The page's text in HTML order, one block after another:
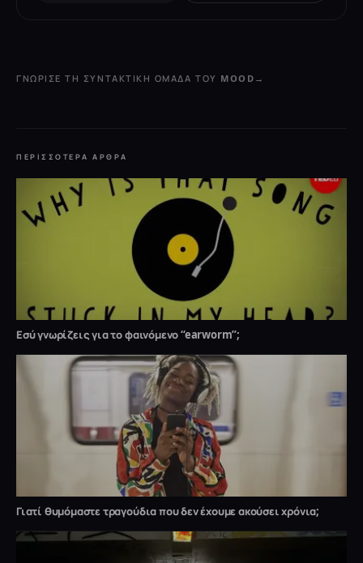
ΓΝΏΡΙΣΕ ΤΗ ΣΥΝΤΑΚΤΙΚΉ ΟΜΆΔΑ ΤΟΥ MOOD →
ΠΕΡΙΣΣΌΤΕΡΑ ΆΡΘΡΑ
Εσύ γνωρίζεις για το φαινόμενο “earworm”;
Γιατί θυμόμαστε τραγούδια που δεν έχουμε ακούσει χρόνια;